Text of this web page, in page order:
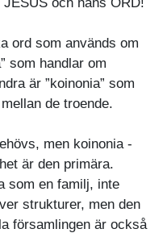
ord som används om
som handlar om
är ”koinonia” som
de troende.
men koinonia -
är den primära.
som en familj, inte
strukturer, men den
församlingen är också